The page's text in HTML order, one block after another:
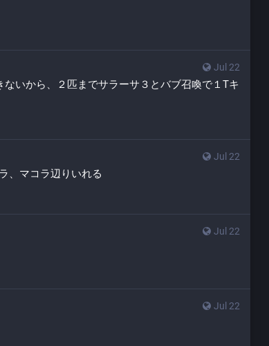
Jul 22
いから、２匹までサラーサ３とバブ召喚で１Tキ
Jul 22
、マコラ辺りいれる
Jul 22
Jul 22